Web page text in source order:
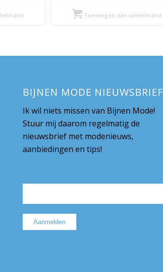
Toevoegen aan winkelmand
BIJNEN MODE NIEUWSBRIEF
Ik wil niets missen van Bijnen Mode!
Stuur mij daarom regelmatig de
nieuwsbrief met modenieuws,
aanbiedingen en tips!